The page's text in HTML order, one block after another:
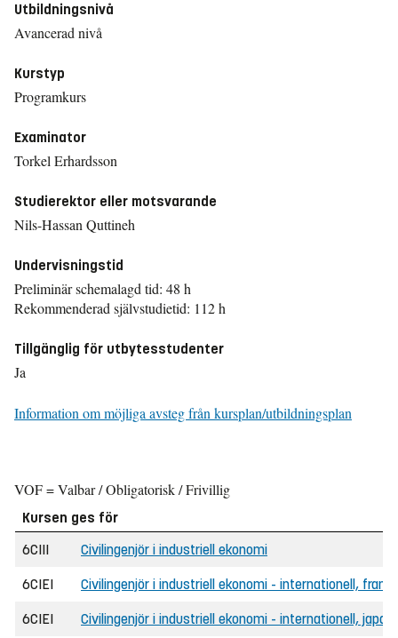
Utbildningsnivå
Avancerad nivå
Kurstyp
Programkurs
Examinator
Torkel Erhardsson
Studierektor eller motsvarande
Nils-Hassan Quttineh
Undervisningstid
Preliminär schemalagd tid: 48 h
Rekommenderad självstudietid: 112 h
Tillgänglig för utbytesstudenter
Ja
Information om möjliga avsteg från kursplan/utbildningsplan
VOF = Valbar / Obligatorisk / Frivillig
Kursen ges för
6CIII
Civilingenjör i industriell ekonomi
6CIEI Civilingenjör i industriell ekonomi - internationell,
6CIEI Civilingenjör i industriell ekonomi - internationell,